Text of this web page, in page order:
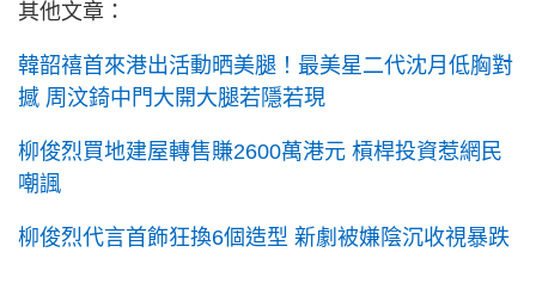
其他文章：
韓韶禧首來港出活動晒美腿！最美星二代沈月低胸對
撼 周汶錡中門大開大腿若隱若現
柳俊烈買地建屋轉售賺2600萬港元 槓桿投資惹網民
嘲諷
柳俊烈代言首飾狂換6個造型 新劇被嫌陰沉收視暴跌